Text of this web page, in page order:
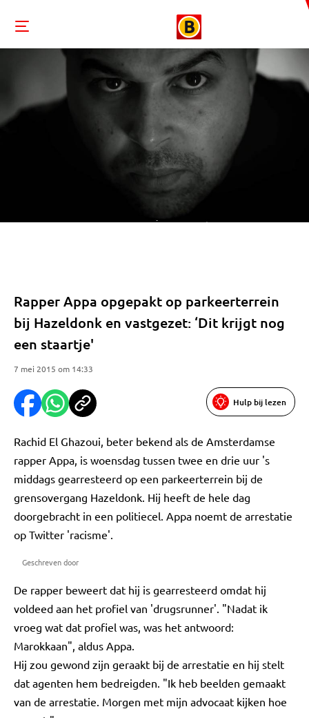
Rapper Appa opgepakt op parkeerterrein
bij Hazeldonk en vastgezet: ‘Dit krijgt nog
een staartje'
7 mei 2015 om 14:33
Hulp bij lezen
Rachid El Ghazoui, beter bekend als de Amsterdamse
rapper Appa, is woensdag tussen twee en drie uur 's
middags gearresteerd op een parkeerterrein bij de
grensovergang Hazeldonk. Hij heeft de hele dag
doorgebracht in een politiecel. Appa noemt de arrestatie
op Twitter 'racisme'.
Geschreven door
De rapper beweert dat hij is gearresteerd omdat hij
voldeed aan het profiel van 'drugsrunner'. "Nadat ik
vroeg wat dat profiel was, was het antwoord:
Marokkaan", aldus Appa.
Hij zou gewond zijn geraakt bij de arrestatie en hij stelt
dat agenten hem bedreigden. "Ik heb beelden gemaakt
van de arrestatie. Morgen met mijn advocaat kijken hoe